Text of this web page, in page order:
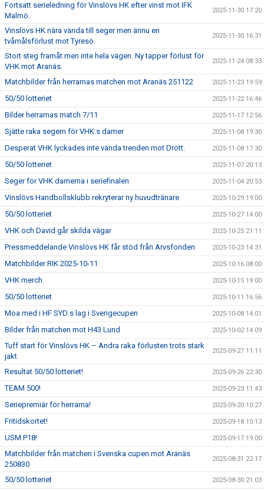
Fortsatt serieledning för Vinslövs HK efter vinst mot IFK
Malmö.
2025-11-30 17:20
Vinslövs HK nära vända till seger men ännu en
tvåmålsförlust mot Tyresö.
2025-11-30 16:31
Stort steg framåt men inte hela vägen. Ny tapper förlust för
VHK mot Aranäs.
2025-11-24 08:33
Matchbilder från herrarnas matchen mot Aranäs 251122 2025-11-23 19:59
50/50 lotteriet 2025-11-22 16:46
Bilder herrarnas match 7/11 2025-11-17 12:56
Sjätte raka segern för VHK:s damer 2025-11-08 19:30
Desperat VHK lyckades inte vända trenden mot Drott. 2025-11-08 17:30
50/50 lotteriet 2025-11-07 20:13
Seger för VHK damerna i seriefinalen 2025-11-04 20:53
Vinslövs Handbollsklubb rekryterar ny huvudtränare 2025-10-29 19:00
50/50 lotteriet 2025-10-27 14:00
VHK och David går skilda vägar 2025-10-25 21:11
Pressmeddelande Vinslövs HK får stöd från Arvsfonden 2025-10-23 14:31
Matchbilder RIK 2025-10-11 2025-10-16 08:00
VHK merch 2025-10-15 19:00
50/50 lotteriet 2025-10-11 16:56
Moa med i HF SYD:s lag i Sverigecupen 2025-10-08 14:01
Bilder från matchen mot H43 Lund 2025-10-02 14:09
Tuff start för Vinslövs HK – Andra raka förlusten trots stark
jakt
2025-09-27 11:11
Resultat 50/50 lotteriet! 2025-09-26 22:30
TEAM 500! 2025-09-23 11:43
Seriepremiär för herrarna! 2025-09-20 10:27
Fritidskortet! 2025-09-18 10:13
USM P18! 2025-09-17 19:00
Matchbilder från matchen i Svenska cupen mot Aranäs
250830
2025-08-31 22:17
50/50 lotteriet 2025-08-30 21:03